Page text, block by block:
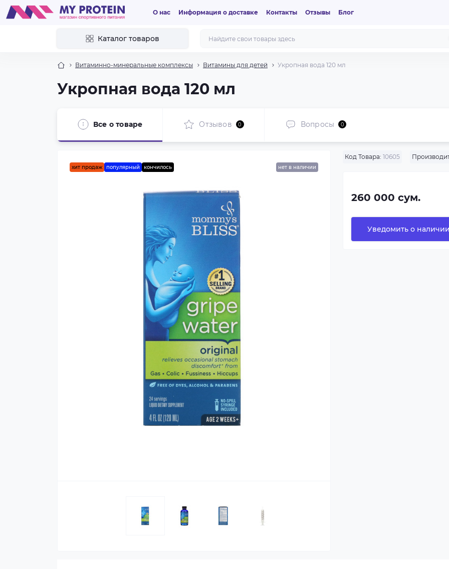
О нас Информация о доставке Контакты Отзывы Блог
Каталог товаров
Витаминно-минеральные комплексы Витамины для детей Укропная вода 120 мл
Укропная вода 120 мл
Все о товаре Отзывов 0 Вопросы 0
хит продаж популярный кончилось нет в наличии
Код Товара: 10605
260 000 сум.
Уведомить о